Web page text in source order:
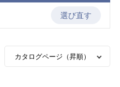
選び直す